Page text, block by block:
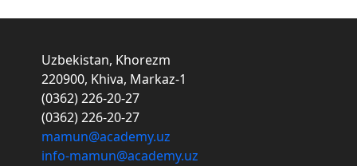
Uzbekistan, Khorezm
220900, Khiva, Markaz-1
(0362) 226-20-27
(0362) 226-20-27
mamun@academy.uz
info-mamun@academy.uz